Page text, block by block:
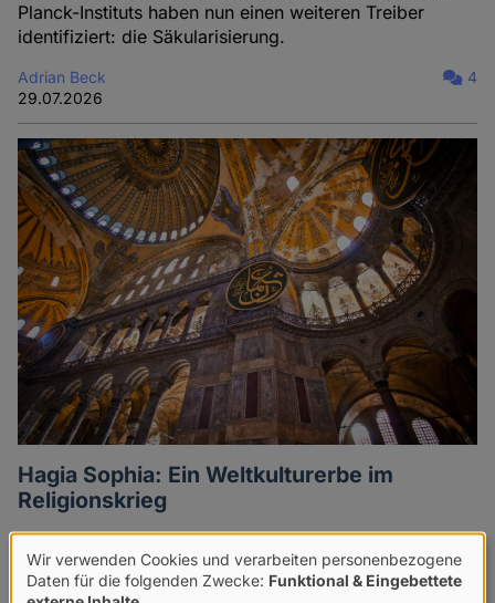
Planck-Instituts haben nun einen weiteren Treiber
identifiziert: die Säkularisierung.
Adrian Beck
29.07.2026
4
Hagia Sophia: Ein Weltkulturerbe im
Religionskrieg
Prachtbau, sondern auch ein Symbol für religiöse
Machtkämpfe. Jetzt wurden zwei russische Touristen
Verwendung
Wir verwenden Cookies und verarbeiten personenbezogene
Daten für die folgenden Zwecke: Funktional & Eingebettete